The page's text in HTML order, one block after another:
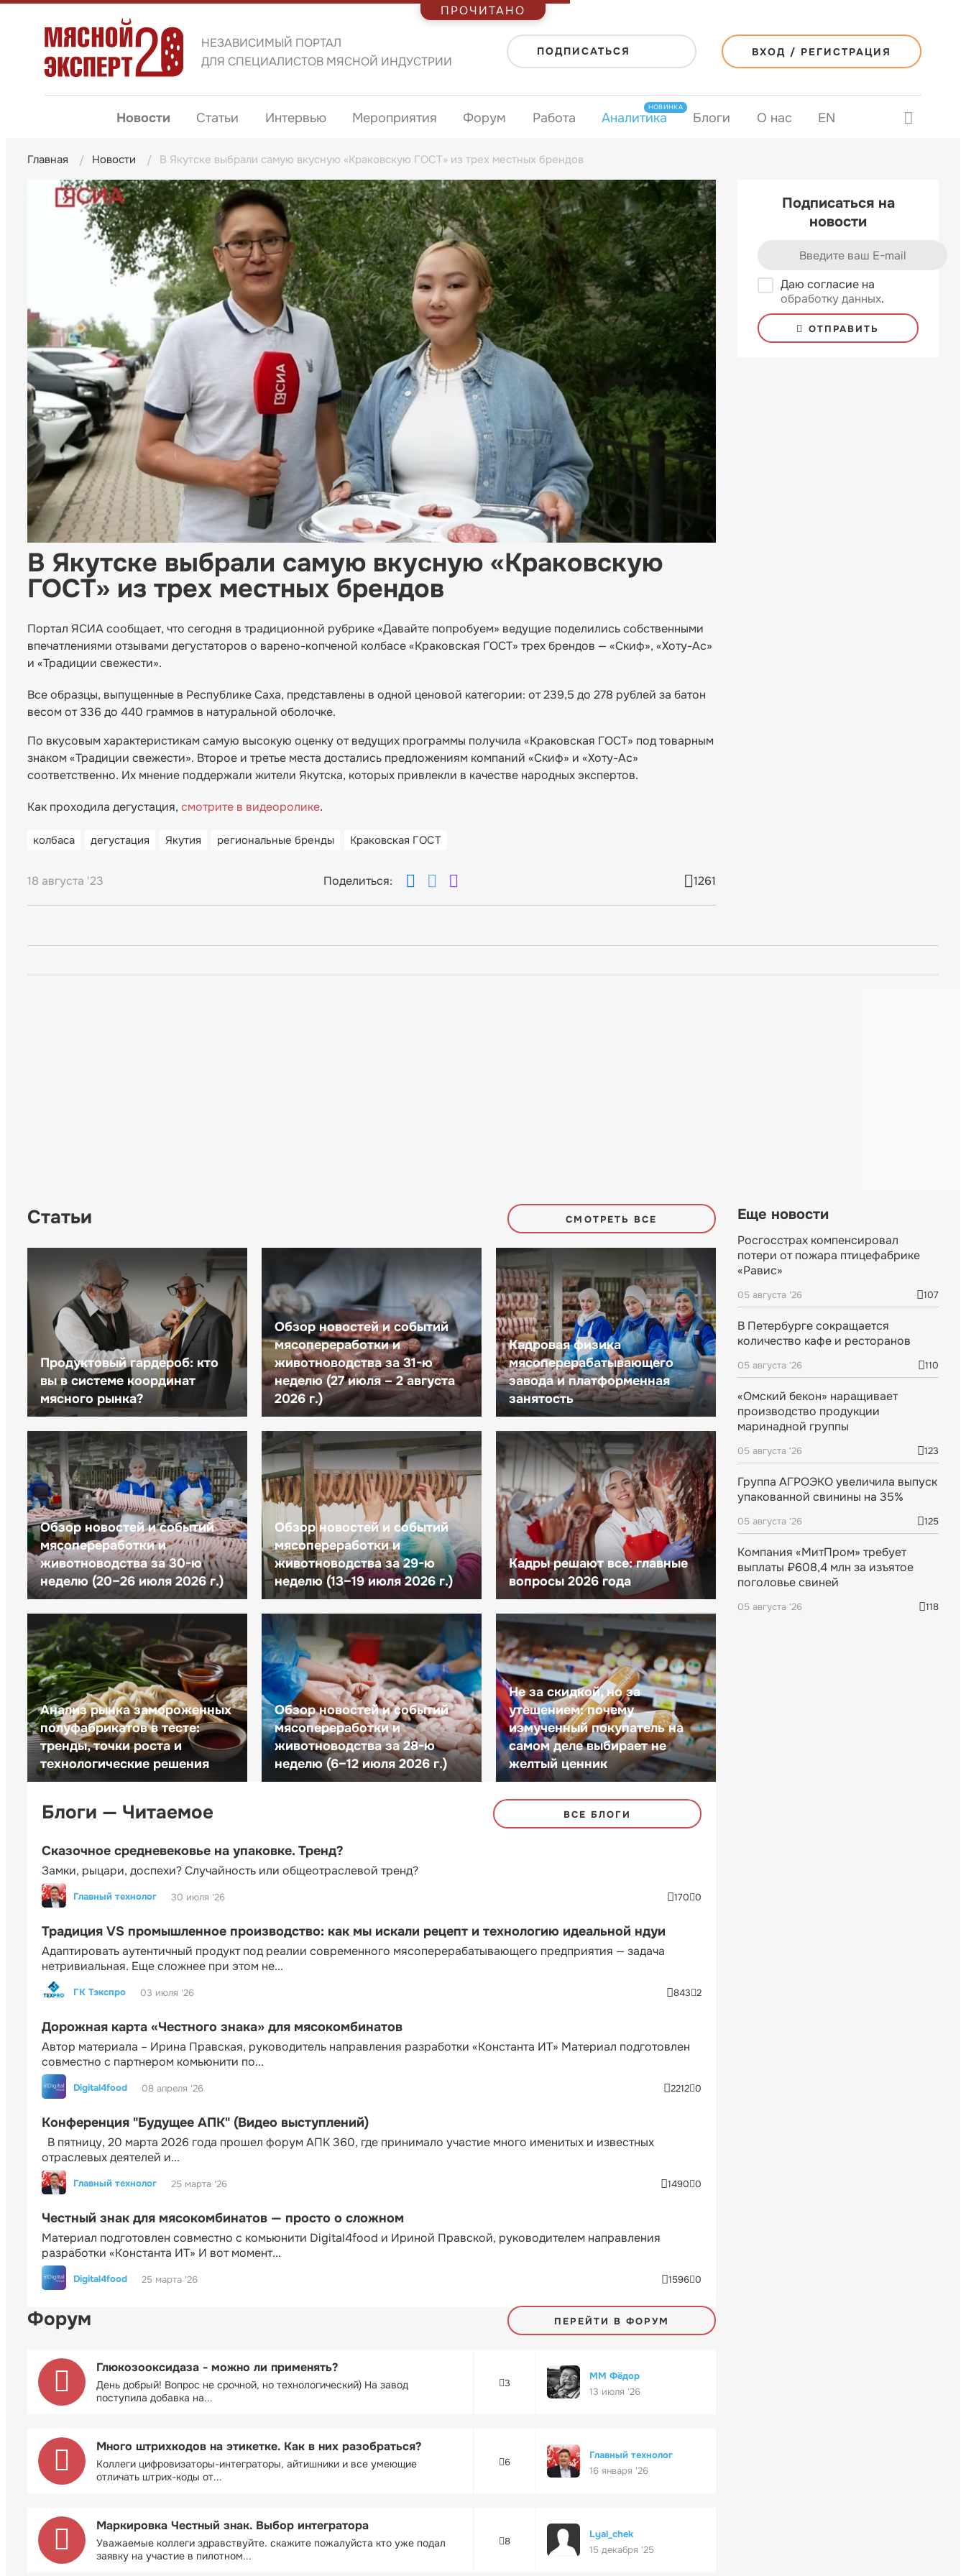
НЕЗАВИСИМЫЙ ПОРТАЛ
ДЛЯ СПЕЦИАЛИСТОВ МЯСНОЙ ИНДУСТРИИ
ПОДПИСАТЬСЯ ВХОД / РЕГИСТРАЦИЯ
Новости Статьи Интервью Мероприятия Форум Работа Аналитика
НОВИНКА
Блоги О нас EN
Главная Новости В Якутске выбрали самую вкусную «Краковскую ГОСТ» из трех местных брендов
В Якутске выбрали самую вкусную «Краковскую
ГОСТ» из трех местных брендов
Портал ЯСИА сообщает, что сегодня в традиционной рубрике «Давайте попробуем» ведущие поделились собственными
впечатлениями отзывами дегустаторов о варено-копченой колбасе «Краковская ГОСТ» трех брендов — «Скиф», «Хоту-Ас»
и «Традиции свежести».
Все образцы, выпущенные в Республике Саха, представлены в одной ценовой категории: от 239,5 до 278 рублей за батон
весом от 336 до 440 граммов в натуральной оболочке.
По вкусовым характеристикам самую высокую оценку от ведущих программы получила «Краковская ГОСТ» под товарным
знаком «Традиции свежести». Второе и третье места достались предложениям компаний «Скиф» и «Хоту-Ас»
соответственно. Их мнение поддержали жители Якутска, которых привлекли в качестве народных экспертов.
Как проходила дегустация, смотрите в видеоролике.
колбаса дегустация Якутия региональные бренды Краковская ГОСТ
18 августа '23 Поделиться: 1261
Подписаться на
новости
Даю согласие на
обработку данных.
ОТПРАВИТЬ
Статьи СМОТРЕТЬ ВСЕ
Продуктовый гардероб: кто
вы в системе координат
мясного рынка?
Обзор новостей и событий
мясопереработки и
животноводства за 31-ю
неделю (27 июля – 2 августа
2026 г.)
Кадровая физика
мясоперерабатывающего
завода и платформенная
занятость
Обзор новостей и событий
мясопереработки и
животноводства за 30-ю
неделю (20–26 июля 2026 г.)
Обзор новостей и событий
мясопереработки и
животноводства за 29-ю
неделю (13–19 июля 2026 г.)
Кадры решают все: главные
вопросы 2026 года
Анализ рынка замороженных
полуфабрикатов в тесте:
тренды, точки роста и
технологические решения
Обзор новостей и событий
мясопереработки и
животноводства за 28-ю
неделю (6–12 июля 2026 г.)
Не за скидкой, но за
утешением: почему
измученный покупатель на
самом деле выбирает не
желтый ценник
Блоги — Читаемое ВСЕ БЛОГИ
Сказочное средневековье на упаковке. Тренд?
Замки, рыцари, доспехи? Случайность или общеотраслевой тренд?
Главный технолог 30 июля '26 170 0
Традиция VS промышленное производство: как мы искали рецепт и технологию идеальной ндуи
Адаптировать аутентичный продукт под реалии современного мясоперерабатывающего предприятия — задача
нетривиальная. Еще сложнее при этом не...
ГК Тэкспро 03 июля '26 843 2
Дорожная карта «Честного знака» для мясокомбинатов
Автор материала – Ирина Правская, руководитель направления разработки «Константа ИТ» Материал подготовлен
совместно с партнером комьюнити по...
Digital4food 08 апреля '26 2212 0
Конференция "Будущее АПК" (Видео выступлений)
В пятницу, 20 марта 2026 года прошел форум АПК 360, где принимало участие много именитых и известных
отраслевых деятелей и...
Главный технолог 25 марта '26 1490 0
Честный знак для мясокомбинатов — просто о сложном
Материал подготовлен совместно с комьюнити Digital4food и Ириной Правской, руководителем направления
разработки «Константа ИТ» И вот момент...
Digital4food 25 марта '26 1596 0
Форум ПЕРЕЙТИ В ФОРУМ
Глюкозооксидаза - можно ли применять?
День добрый! Вопрос не срочной, но технологический) На завод
поступила добавка на...
3
ММ Фёдор
13 июля '26
Много штрихкодов на этикетке. Как в них разобраться?
Коллеги цифровизаторы-интеграторы, айтишники и все умеющие
отличать штрих-коды от...
6
Главный технолог
16 января '26
Маркировка Честный знак. Выбор интегратора
Уважаемые коллеги здравствуйте. скажите пожалуйста кто уже подал
заявку на участие в пилотном...
8
Lyal_chek
15 декабря '25
Еще новости
Росгосстрах компенсировал
потери от пожара птицефабрике
«Равис»
05 августа '26 107
В Петербурге сокращается
количество кафе и ресторанов
05 августа '26 110
«Омский бекон» наращивает
производство продукции
маринадной группы
05 августа '26 123
Группа АГРОЭКО увеличила выпуск
упакованной свинины на 35%
05 августа '26 125
Компания «МитПром» требует
выплаты ₽608,4 млн за изъятое
поголовье свиней
05 августа '26 118
ПРОЧИТАНО